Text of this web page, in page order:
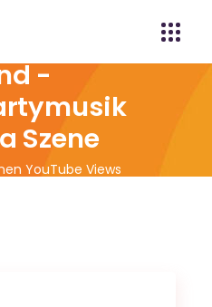
-
Szene
YouTube Views